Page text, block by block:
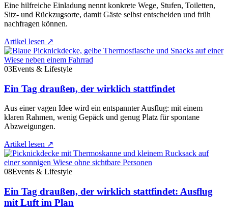
Eine hilfreiche Einladung nennt konkrete Wege, Stufen, Toiletten,
Sitz- und Rückzugsorte, damit Gäste selbst entscheiden und früh
nachfragen können.
Artikel lesen ↗
03Events & Lifestyle
Ein Tag draußen, der wirklich stattfindet
Aus einer vagen Idee wird ein entspannter Ausflug: mit einem
klaren Rahmen, wenig Gepäck und genug Platz für spontane
Abzweigungen.
Artikel lesen ↗
08Events & Lifestyle
Ein Tag draußen, der wirklich stattfindet: Ausflug
mit Luft im Plan